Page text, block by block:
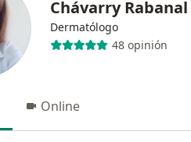
Chávarry Rabanal
Dermatólogo
48 opinión
Online